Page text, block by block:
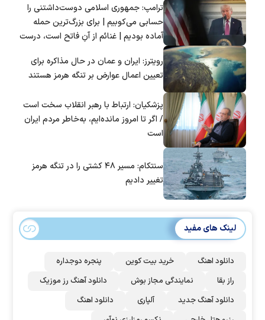
ترامپ: جمهوری اسلامی دوست‌داشتنی را
حسابی می‌کوبیم | برای بزرگ‌ترین حمله
آماده بودیم | غنائم از آنِ فاتح است، درست
رویترز: ایران و عمان در حال مذاکره برای
تعیین اعمال عوارض بر تنگه هرمز هستند
پزشکیان: ارتباط با رهبر انقلاب سخت است
/ اگر تا امروز مانده‌ایم، به‌خاطر مردم ایران
است
سنتکام: مسیر ۴۸ کشتی را در تنگه هرمز
تغییر دادیم
لینک های مفید
دانلود اهنگ خرید بیت کوین
پنجره دوجداره
راز بقا
نمایندگی مجاز بوش
دانلود آهنگ رز‌ موزیک
دانلود آهنگ جدید
آلپاری
دانلود اهنگ